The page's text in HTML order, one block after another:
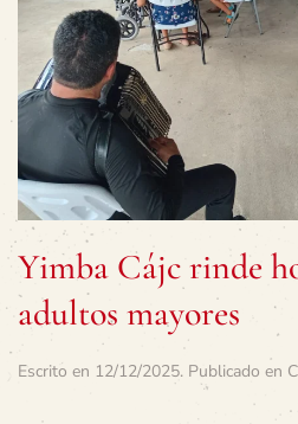
Yimba Cájc rinde
adultos mayores
Escrito en 12/12/2025. Publicado en